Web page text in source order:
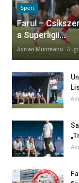
Sport
Farul –
a Superligii...
Adrian Munteanu